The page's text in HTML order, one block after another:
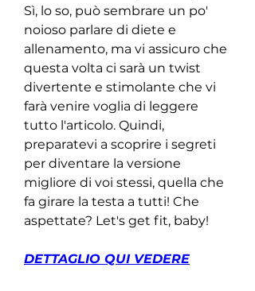
Sì, lo so, può sembrare un po'
noioso parlare di diete e
allenamento, ma vi assicuro che
questa volta ci sarà un twist
divertente e stimolante che vi
farà venire voglia di leggere
tutto l'articolo. Quindi,
preparatevi a scoprire i segreti
per diventare la versione
migliore di voi stessi, quella che
fa girare la testa a tutti! Che
aspettate? Let's get fit, baby!
DETTAGLIO QUI VEDERE